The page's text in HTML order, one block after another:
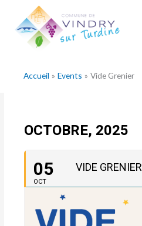
contenu
Accueil Events Vide Grenier
OCTOBRE, 2025
05
OCT
VIDE GRENIER